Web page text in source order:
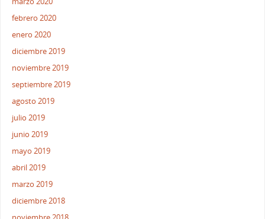
febrero 2020
enero 2020
diciembre 2019
noviembre 2019
septiembre 2019
agosto 2019
julio 2019
junio 2019
mayo 2019
abril 2019
marzo 2019
diciembre 2018